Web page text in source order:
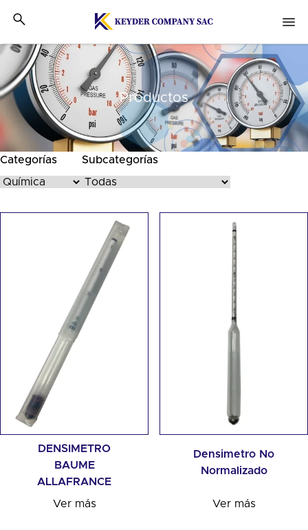
Productos
Categorías Subcategorías
DENSIMETRO
BAUME
ALLAFRANCE
Ver más
Densimetro No
Normalizado
Ver más